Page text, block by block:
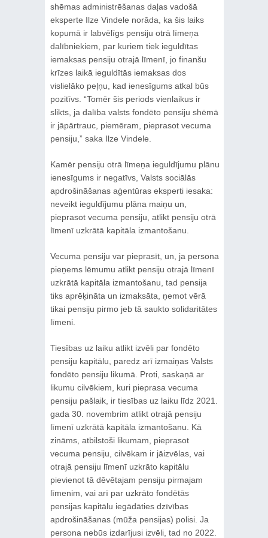
shēmas administrēšanas daļas vadošā
eksperte Ilze Vindele norāda, ka šis laiks
kopumā ir labvēlīgs pensiju otrā līmeņa
dalībniekiem, par kuriem tiek ieguldītas
iemaksas pensiju otrajā līmenī, jo finanšu
krīzes laikā ieguldītās iemaksas dos
vislielāko peļņu, kad ienesīgums atkal būs
pozitīvs. “Tomēr šis periods vienlaikus ir
slikts, ja dalība valsts fondēto pensiju shēmā
ir jāpārtrauc, piemēram, pieprasot vecuma
pensiju,” saka Ilze Vindele.
Kamēr pensiju otrā līmeņa ieguldījumu plānu
ienesīgums ir negatīvs, Valsts sociālās
apdrošināšanas aģentūras eksperti iesaka:
neveikt ieguldījumu plāna maiņu un,
pieprasot vecuma pensiju, atlikt pensiju otrā
līmenī uzkrātā kapitāla izmantošanu.
Vecuma pensiju var pieprasīt, un, ja persona
pieņems lēmumu atlikt pensiju otrajā līmenī
uzkrātā kapitāla izmantošanu, tad pensija
tiks aprēķināta un izmaksāta, ņemot vērā
tikai pensiju pirmo jeb tā saukto solidaritātes
līmeni.
Tiesības uz laiku atlikt izvēli par fondēto
pensiju kapitālu, paredz arī izmaiņas Valsts
fondēto pensiju likumā. Proti, saskaņā ar
likumu cilvēkiem, kuri pieprasa vecuma
pensiju pašlaik, ir tiesības uz laiku līdz 2021.
gada 30. novembrim atlikt otrajā pensiju
līmenī uzkrātā kapitāla izmantošanu. Kā
zināms, atbilstoši likumam, pieprasot
vecuma pensiju, cilvēkam ir jāizvēlas, vai
otrajā pensiju līmenī uzkrāto kapitālu
pievienot tā dēvētajam pensiju pirmajam
līmenim, vai arī par uzkrāto fondētās
pensijas kapitālu iegādāties dzīvības
apdrošināšanas (mūža pensijas) polisi. Ja
persona nebūs izdarījusi izvēli, tad no 2022.